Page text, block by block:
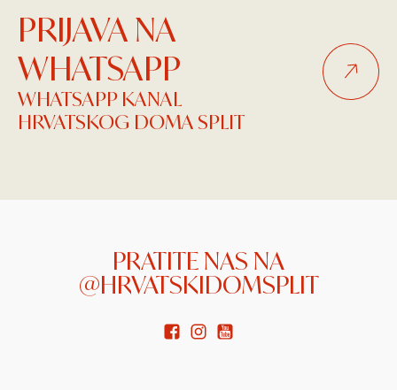
PRIJAVA NA
WHATSAPP
WHATSAPP KANAL
HRVATSKOG DOMA SPLIT
PRATITE NAS NA
@HRVATSKIDOMSPLIT